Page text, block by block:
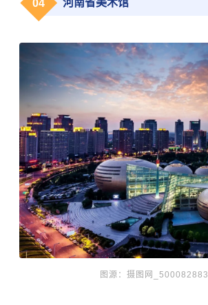
04 河南省美术馆
图源： 摄图网_500082883